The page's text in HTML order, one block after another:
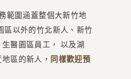
範圍涵蓋整個大新竹地
區以外的竹北新人、新竹
醫園區員工， 以及湖
區的新人， 同樣歡迎預